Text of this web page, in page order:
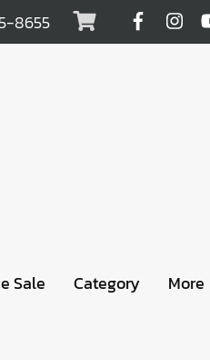
8655
Sale Category More